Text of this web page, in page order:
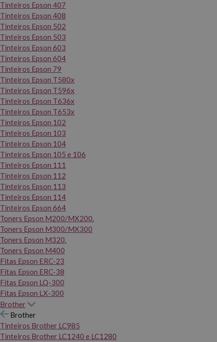
Tinteiros Epson 407
Tinteiros Epson 408
Tinteiros Epson 502
Tinteiros Epson 503
Tinteiros Epson 603
Tinteiros Epson 604
Tinteiros Epson 79
Tinteiros Epson T580x
Tinteiros Epson T596x
Tinteiros Epson T636x
Tinteiros Epson T653x
Tinteiros Epson 102
Tinteiros Epson 103
Tinteiros Epson 104
Tinteiros Epson 105 e 106
Tinteiros Epson 111
Tinteiros Epson 112
Tinteiros Epson 113
Tinteiros Epson 114
Tinteiros Epson 664
Toners Epson M200/MX200.
Toners Epson M300/MX300
Toners Epson M320.
Toners Epson M400
Fitas Epson ERC-23
Fitas Epson ERC-38
Fitas Epson LQ-300
Fitas Epson LX-300
Brother
Brother
Tinteiros Brother LC985
Tinteiros Brother LC1240 e LC1280